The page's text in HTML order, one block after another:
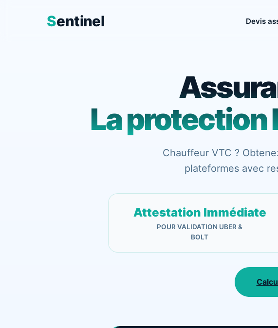
Sentinel Devis
La protection
Chauffeur VTC ?
plateformes avec
Attestation Immédiate
POUR VALIDATION UBER &
BOLT